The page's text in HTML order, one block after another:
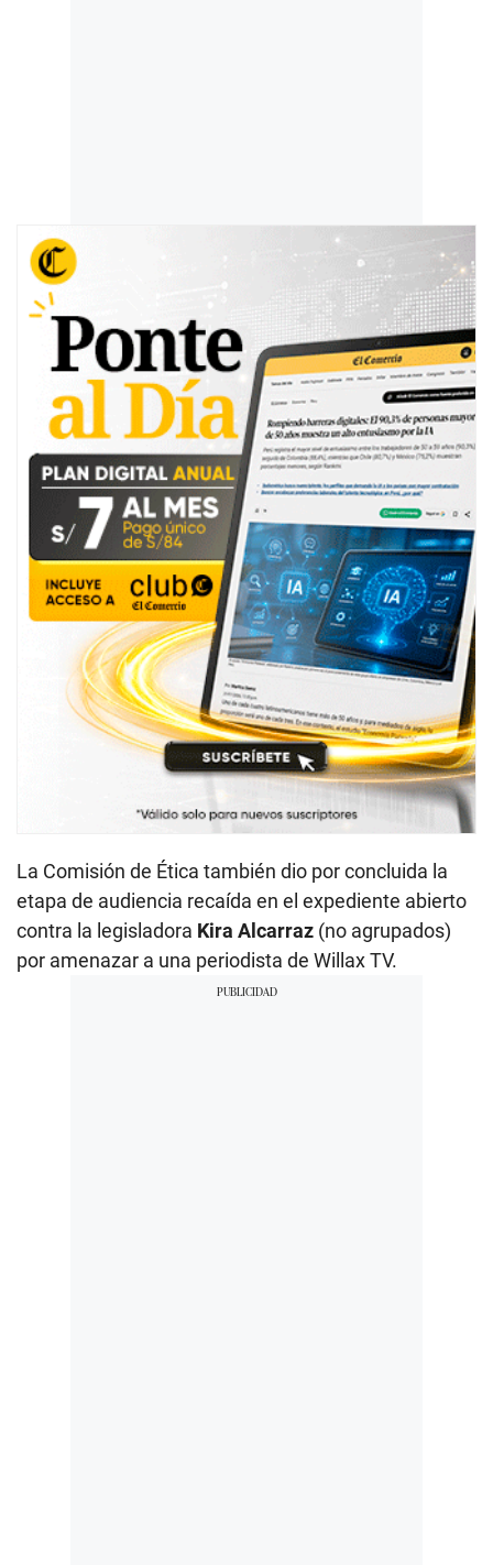
La Comisión de Ética también dio por concluida la
etapa de audiencia recaída en el expediente abierto
contra la legisladora Kira Alcarraz (no agrupados)
por amenazar a una periodista de Willax TV.